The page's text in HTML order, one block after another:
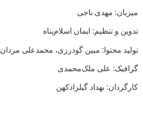
میزبان: مهدی ناجی
تدوین و تنظیم: ایمان اسلام‌پناه
تولید محتوا: مبین گودرزی، محمدعلی مردان
گرافیک: علی ملک‌محمدی
کارگردان: بهداد گیلزاد‌کهن